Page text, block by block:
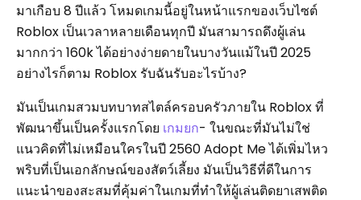
มาเกือบ 8 ปีแล้ว โหมดเกมนี้อยู่ในหน้าแรกของเว็บไซต์
Roblox เป็นเวลาหลายเดือนทุกปี มันสามารถดึงผู้เล่น
มากกว่า 160k ได้อย่างง่ายดายในบางวันแม้ในปี 2025
อย่างไรก็ตาม Roblox รับฉันรับอะไรบ้าง?
มันเป็นเกมสวมบทบาทสไตล์ครอบครัวภายใน Roblox ที่
พัฒนาขึ้นเป็นครั้งแรกโดย เกมยก- ในขณะที่มันไม่ใช่
แนวคิดที่ไม่เหมือนใครในปี 2560 Adopt Me ได้เพิ่มไหว
พริบที่เป็นเอกลักษณ์ของสัตว์เลี้ยง มันเป็นวิธีที่ดีในการ
แนะนำของสะสมที่คุ้มค่าในเกมที่ทำให้ผู้เล่นติดยาเสพติด